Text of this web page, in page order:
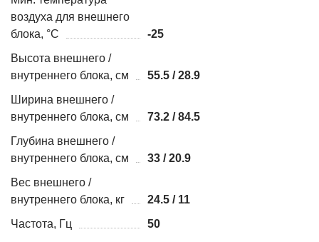
воздуха для внешнего
блока, °С
-25
Высота внешнего /
внутреннего блока, см
55.5 / 28.9
Ширина внешнего /
внутреннего блока, см
73.2 / 84.5
Глубина внешнего /
внутреннего блока, см
33 / 20.9
Вес внешнего /
внутреннего блока, кг
24.5 / 11
Частота, Гц
50